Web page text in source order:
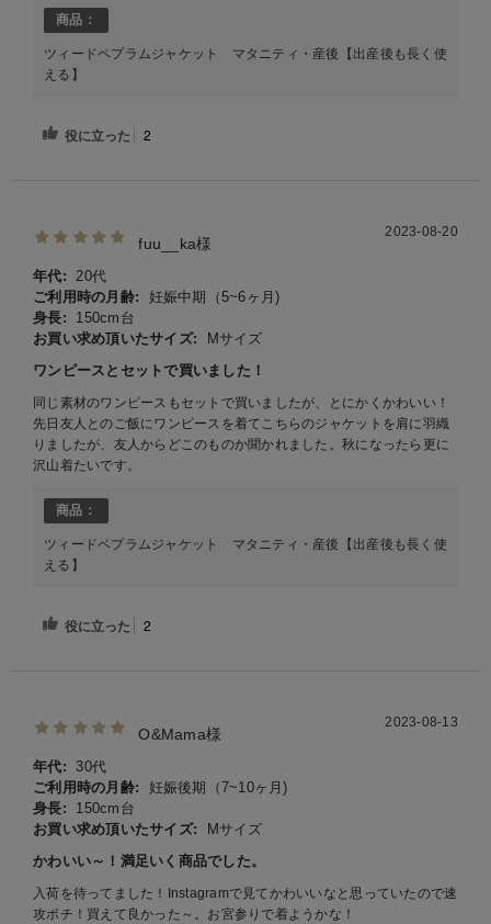
商品：
ツィードペプラムジャケット マタニティ・産後【出産後も長く使
える】
役に立った 2
fuu__ka様
2023-08-20
年代: 20代
ご利用時の月齢:
妊娠中期（5~6ヶ月)
身長:
150cm台
お買い求め頂いたサイズ:
Mサイズ
ワンピースとセットで買いました！
同じ素材のワンピースもセットで買いましたが、とにかくかわいい！
先日友人とのご飯にワンピースを着てこちらのジャケットを肩に羽織
りましたが、友人からどこのものか聞かれました。秋になったら更に
沢山着たいです。
商品：
ツィードペプラムジャケット マタニティ・産後【出産後も長く使
える】
役に立った 2
O&Mama様
2023-08-13
年代:
30代
ご利用時の月齢:
妊娠後期（7~10ヶ月)
身長:
150cm台
お買い求め頂いたサイズ:
Mサイズ
かわいい～！満足いく商品でした。
入荷を待ってました！Instagramで見てかわいいなと思っていたので速
攻ポチ！買えて良かった～。お宮参りで着ようかな！